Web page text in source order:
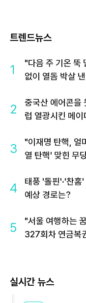
트렌드뉴스
1
"다음 주 기온 뚝
없이 열돔 박살
2
중국산 에어콘을
럽 열광시킨 메이
3
"이재명 탄핵, 얼
열 탄핵' 맞힌 무
4
태풍 '돌핀'·'찬
예상 경로는?
5
"서울 여행하는
327회차 연금복
실시간 뉴스